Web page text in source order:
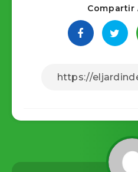
Compartir